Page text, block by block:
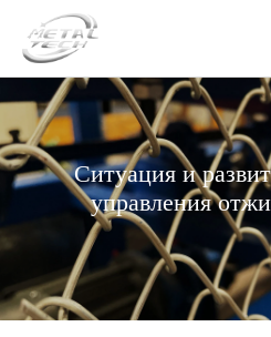
Ситуация и
управления